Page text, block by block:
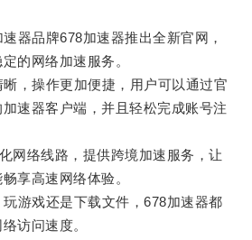
品牌678加速器推出全新官网，
的网络加速服务。
操作更加便捷，用户可以通过官
速器客户端，并且轻松完成账号注
络线路，提供跨境加速服务，让
享高速网络体验。
戏还是下载文件，678加速器都
访问速度。